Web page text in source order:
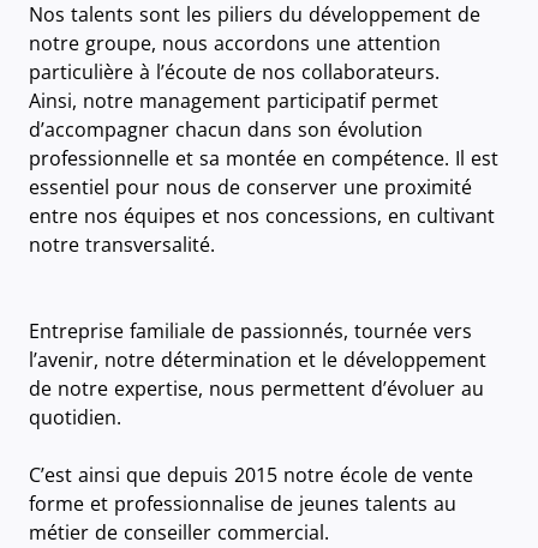
Nos talents sont les piliers du développement de
notre groupe, nous accordons une attention
particulière à l’écoute de nos collaborateurs.
Ainsi, notre management participatif permet
d’accompagner chacun dans son évolution
professionnelle et sa montée en compétence. Il est
essentiel pour nous de conserver une proximité
entre nos équipes et nos concessions, en cultivant
notre transversalité.
Entreprise familiale de passionnés, tournée vers
l’avenir, notre détermination et le développement
de notre expertise, nous permettent d’évoluer au
quotidien.
C’est ainsi que depuis 2015 notre école de vente
forme et professionnalise de jeunes talents au
métier de conseiller commercial.